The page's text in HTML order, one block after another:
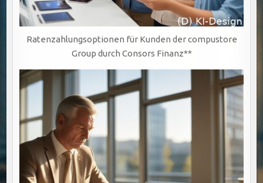
Ratenzahlungsoptionen für Kunden der compustore
Group durch Consors Finanz**